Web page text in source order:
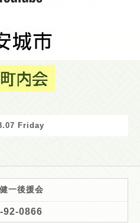
Friday
一後援会
92-0866